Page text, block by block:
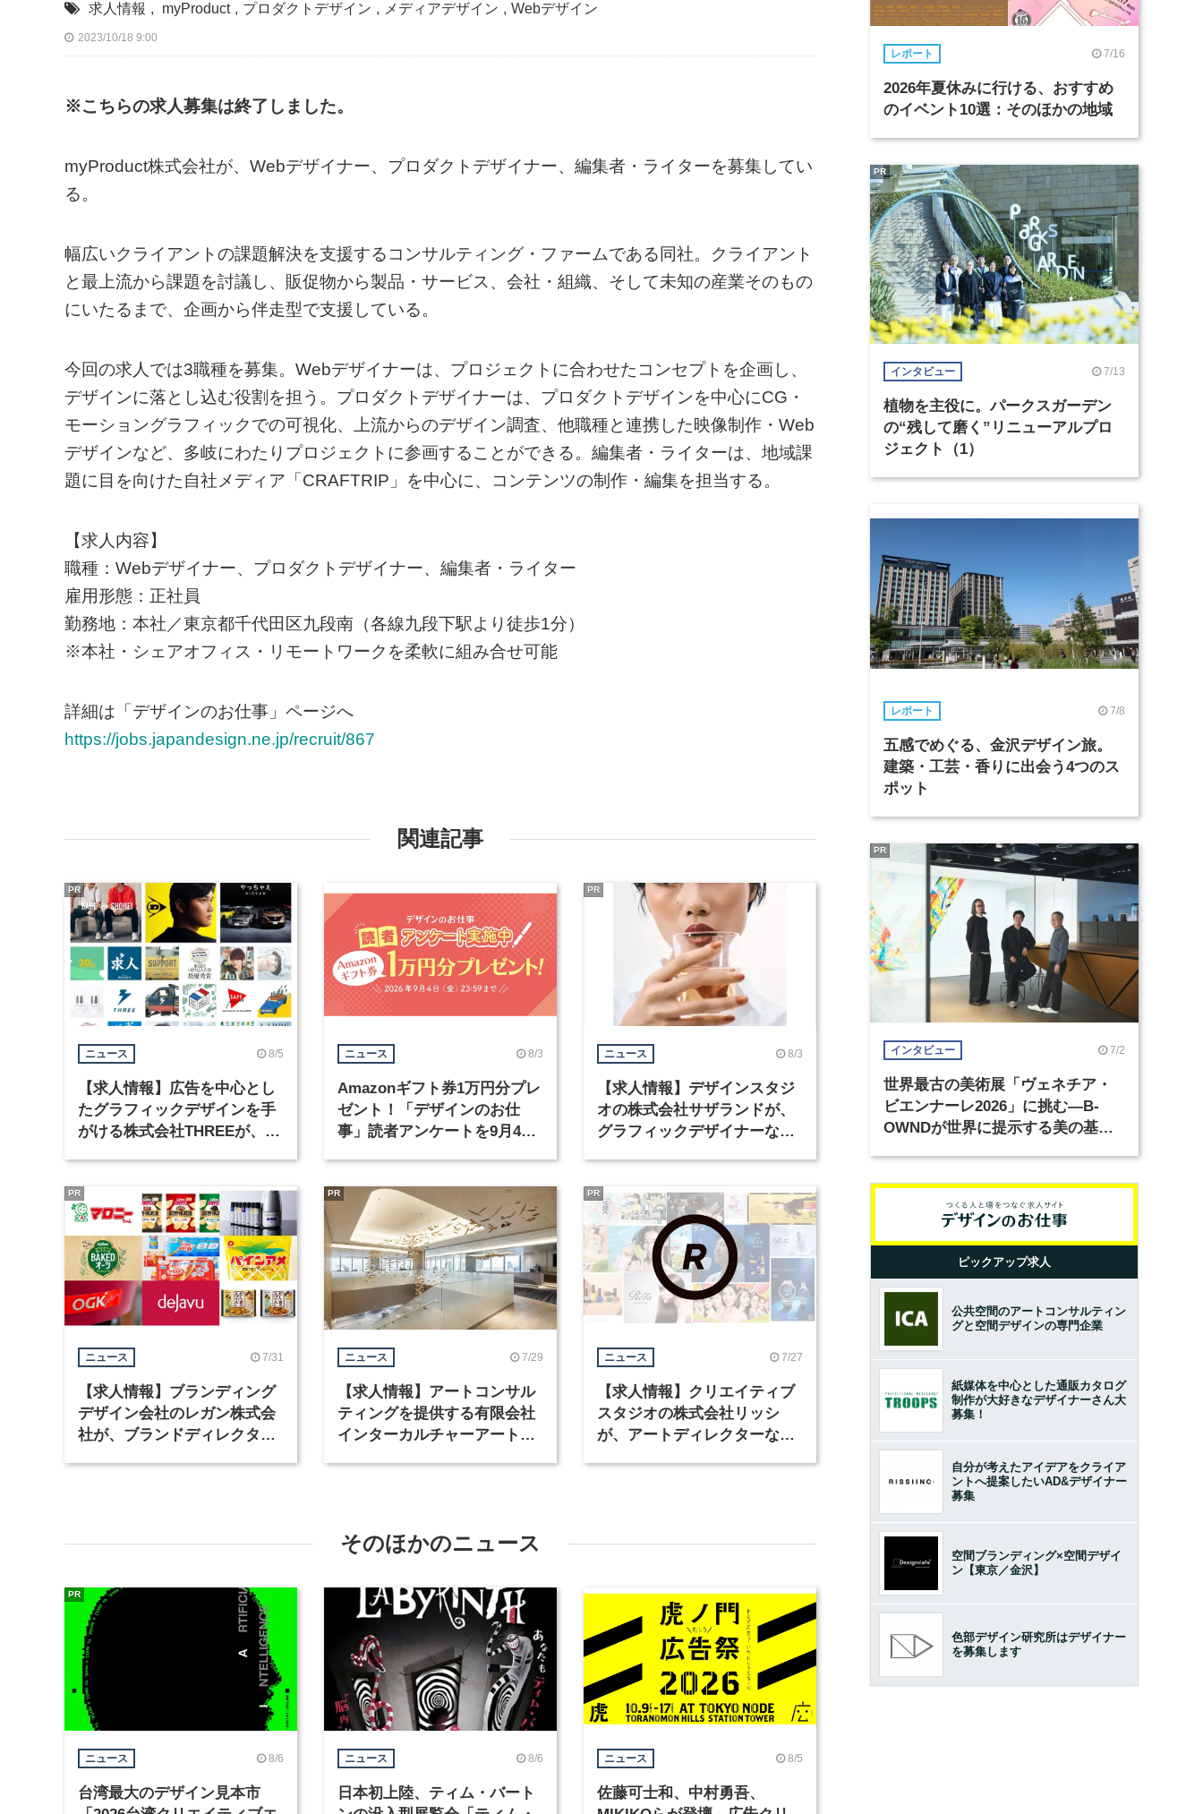
求人情報 , myProduct , プロダクトデザイン , メディアデザイン , Webデザイン
2023/10/18 9:00
※こちらの求人募集は終了しました。
myProduct株式会社が、Webデザイナー、プロダクトデザイナー、編集者・ライターを募集してい
る。
幅広いクライアントの課題解決を支援するコンサルティング・ファームである同社。クライアント
と最上流から課題を討議し、販促物から製品・サービス、会社・組織、そして未知の産業そのもの
にいたるまで、企画から伴走型で支援している。
今回の求人では3職種を募集。Webデザイナーは、プロジェクトに合わせたコンセプトを企画し、
デザインに落とし込む役割を担う。プロダクトデザイナーは、プロダクトデザインを中心にCG・
モーショングラフィックでの可視化、上流からのデザイン調査、他職種と連携した映像制作・Web
デザインなど、多岐にわたりプロジェクトに参画することができる。編集者・ライターは、地域課
題に目を向けた自社メディア「CRAFTRIP」を中心に、コンテンツの制作・編集を担当する。
【求人内容】
職種：Webデザイナー、プロダクトデザイナー、編集者・ライター
雇用形態：正社員
勤務地：本社／東京都千代田区九段南（各線九段下駅より徒歩1分）
※本社・シェアオフィス・リモートワークを柔軟に組み合せ可能
詳細は「デザインのお仕事」ページへ
https://jobs.japandesign.ne.jp/recruit/867
関連記事
ニュース 8/5
【求人情報】広告を中心とし
たグラフィックデザインを手
がける株式会社THREEが、グ
PR
ニュース 8/3
Amazonギフト券1万円分プレ
ゼント！「デザインのお仕
事」読者アンケートを9月4日
ニュース 8/3
【求人情報】デザインスタジ
オの株式会社サザランドが、
グラフィックデザイナーなど2
PR
ニュース 7/31
【求人情報】ブランディング
デザイン会社のレガン株式会
社が、ブランドディレクター
PR
ニュース 7/29
【求人情報】アートコンサル
ティングを提供する有限会社
インターカルチャーアート
PR
ニュース 7/27
【求人情報】クリエイティブ
スタジオの株式会社リッシ
が、アートディレクターなど2
PR
そのほかのニュース
ニュース 8/6
台湾最大のデザイン見本市
PR
ニュース 8/6
日本初上陸、ティム・バート
ニュース 8/5
佐藤可士和、中村勇吾、
レポート 7/16
2026年夏休みに行ける、おすすめ
のイベント10選：そのほかの地域
インタビュー 7/13
植物を主役に。パークスガーデン
の“残して磨く”リニューアルプロ
ジェクト（1）
PR
レポート 7/8
五感でめぐる、金沢デザイン旅。
建築・工芸・香りに出会う4つのス
ポット
インタビュー 7/2
世界最古の美術展「ヴェネチア・
ビエンナーレ2026」に挑む―B-
OWNDが世界に提示する美の基準
PR
ピックアップ求人
公共空間のアートコンサルティン
グと空間デザインの専門企業
紙媒体を中心とした通販カタログ
制作が大好きなデザイナーさん大
募集！
自分が考えたアイデアをクライア
ントへ提案したいAD&デザイナー
募集
空間ブランディング×空間デザイ
ン【東京／金沢】
色部デザイン研究所はデザイナー
を募集します